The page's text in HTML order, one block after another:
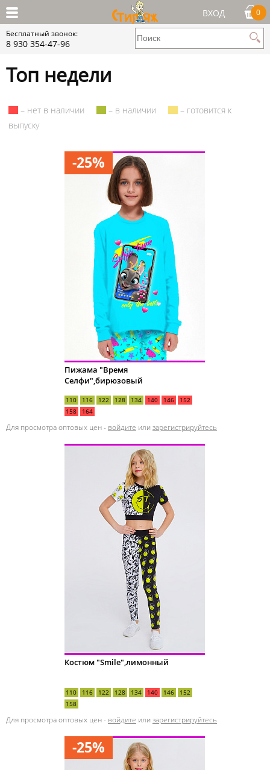
ВХОД 0
Бесплатный звонок:
8 930 354-47-96
Топ недели
– нет в наличии – в наличии
– готовится к
выпуску
-25%
Пижама "Время
Селфи",бирюзовый
110 116 122 128 134 140 146
152
158
164
Для просмотра оптовых цен - войдите или зарегистрируйтесь
Костюм "Smile",лимонный
110 116 122 128 134 140 146
152
158
Для просмотра оптовых цен - войдите или зарегистрируйтесь
-25%